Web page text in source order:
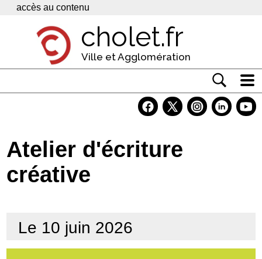
Panneau de gestion des cookies
accès au contenu
cholet.fr
Ville et Agglomération
Economie
Services
Atelier d'écriture
créative
Le 10 juin 2026